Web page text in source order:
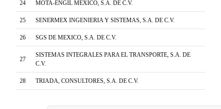
24 MOTA-ENGIL MEXICO, S.A. DE C.V.
25 SENERMEX INGENIERIA Y SISTEMAS, S.A. DE C.V.
26 SGS DE MEXICO, S.A. DE C.V.
27
SISTEMAS INTEGRALES PARA EL TRANSPORTE, S.A. DE
C.V.
28 TRIADA, CONSULTORES, S.A. DE C.V.